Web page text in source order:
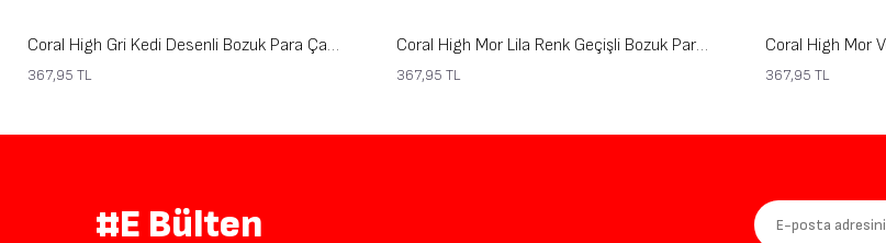
Coral High Gri Kedi Desenli Bozuk Para Çantası 21907
367,95 TL
Coral High Mor Lila Renk Geçişli Bozuk Para Çantası 21906
367,95 TL 367,95 TL
#E Bülten